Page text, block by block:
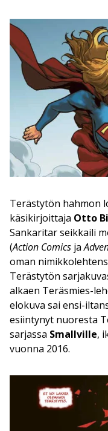
Terästytön hahmon
käsikirjoittaja Otto
Sankaritar seikkaili
(Action Comics ja
oman
Terästytön
alkaen Teräsmies-
elokuva sai ensi-
esiintynyt nuoresta
sarjassa Smallville,
vuonna 2016.